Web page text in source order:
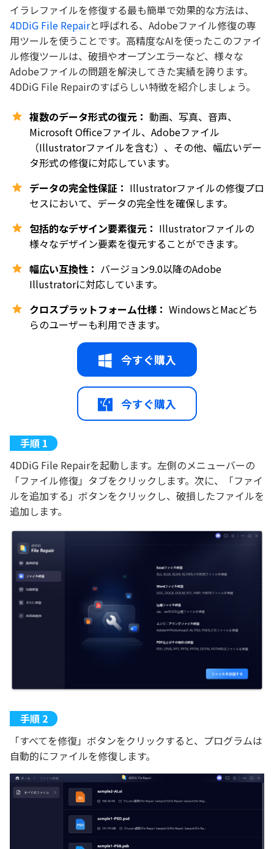
イラレファイルを修復する最も簡単で効果的な方法は、
4DDiG File Repairと呼ばれる、Adobeファイル修復の専
用ツールを使うことです。高精度なAIを使ったこのファイ
ル修復ツールは、破損やオープンエラーなど、様々な
Adobeファイルの問題を解決してきた実績を誇ります。
4DDiG File Repairのすばらしい特徴を紹介しましょう。
複数のデータ形式の復元： 動画、写真、音声、
Microsoft Officeファイル、Adobeファイル
（Illustratorファイルを含む）、その他、幅広いデー
タ形式の修復に対応しています。
データの完全性保証： Illustratorファイルの修復プロ
セスにおいて、データの完全性を確保します。
包括的なデザイン要素復元： Illustratorファイルの
様々なデザイン要素を復元することができます。
幅広い互換性： バージョン9.0以降のAdobe
Illustratorに対応しています。
クロスプラットフォーム仕様： WindowsとMacどち
らのユーザーも利用できます。
今すぐ購入
今すぐ購入
4DDiG File Repairを起動します。左側のメニューバーの
「ファイル修復」タブをクリックします。次に、「ファイ
ルを追加する」ボタンをクリックし、破損したファイルを
追加します。
「すべてを修復」ボタンをクリックすると、プログラムは
自動的にファイルを修復します。